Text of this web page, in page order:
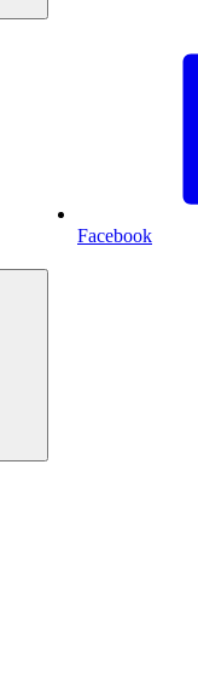
Facebook